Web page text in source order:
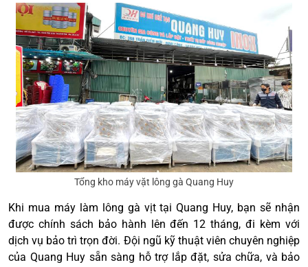
Tổng kho máy vặt lông gà Quang Huy
Khi mua máy làm lông gà vịt tại Quang Huy, bạn sẽ nhận
được chính sách bảo hành lên đến 12 tháng, đi kèm với
dịch vụ bảo trì trọn đời. Đội ngũ kỹ thuật viên chuyên nghiệp
của Quang Huy sẵn sàng hỗ trợ lắp đặt, sửa chữa, và bảo